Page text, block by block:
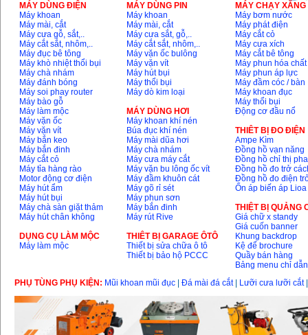
Giá: 7200000
Máy mài 100mm
Makita 9553B (710W)
Giá:1296000 VND
MÁY DÙNG ĐIỆN
Máy khoan
Máy mài, cắt
Máy cưa gỗ, sắt,..
Máy cắt sắt, nhôm,..
Máy đục bê tông
Máy khò nhiệt thổi bụi
Máy chà nhám
Máy đánh bóng
Máy soi phay router
Máy bào gỗ
Máy làm mộc
Máy vặn ốc
Máy vặn vít
Máy bắn keo
Máy bắn đinh
Máy cắt cỏ
Máy tỉa hàng rào
Motor động cơ điện
Máy hút ẩm
Máy hút bụi
Máy chà sàn giặt thảm
Máy hút chân không
DỤNG CỤ LÀM MỘC
Máy làm mộc
MÁY DÙNG PIN
Máy khoan
Máy mài, cắt
Máy cưa sắt, gỗ,..
Máy cắt sắt, nhôm,..
Máy vặn ốc bulông
Máy vặn vít
Máy hút bụi
Máy thổi bụi
Máy dò kim loại
MÁY DÙNG HƠI
Máy khoan khí nén
Búa đục khí nén
Máy mài dũa hơi
Máy chà nhám
Máy cưa máy cắt
Máy vặn bu lông ốc vít
Máy đầm khuôn cát
Máy gõ rỉ sét
Máy phun sơn
Máy bắn đinh
Máy rút Rive
THIÊT BỊ GARAGE ÔTÔ
Thiết bị sửa chữa ô tô
Thiết bị bảo hộ PCCC
MÁY CHẠY
Máy bơm nước
Máy phát điện
Máy cắt cỏ
Máy cưa xích
Máy cắt bê tông
Máy phun hóa chất
Máy phun áp lực
Máy đầm cóc / bàn
Máy khoan đục
Máy thổi bụi
Động cơ đầu nổ
THIÊT BỊ ĐO ĐIỆN
Ampe Kìm
Đồng hồ vạn năng
Đồng hồ chỉ thị pha
Đồng hồ đo trở
Đồng hồ đo điện
Ổn áp biến áp Lioa
THIỆT BỊ QUẢNG
Giá chữ x standy
Giá cuốn banner
Khung backdrop
Kệ để brochure
Quầy bán hàng
Bảng menu chỉ dẫn
PHỤ TÙNG PHỤ KIỆN: Mũi khoan mũi đục Đá mài đá cắt| Lưỡi cưa lưỡi cắt